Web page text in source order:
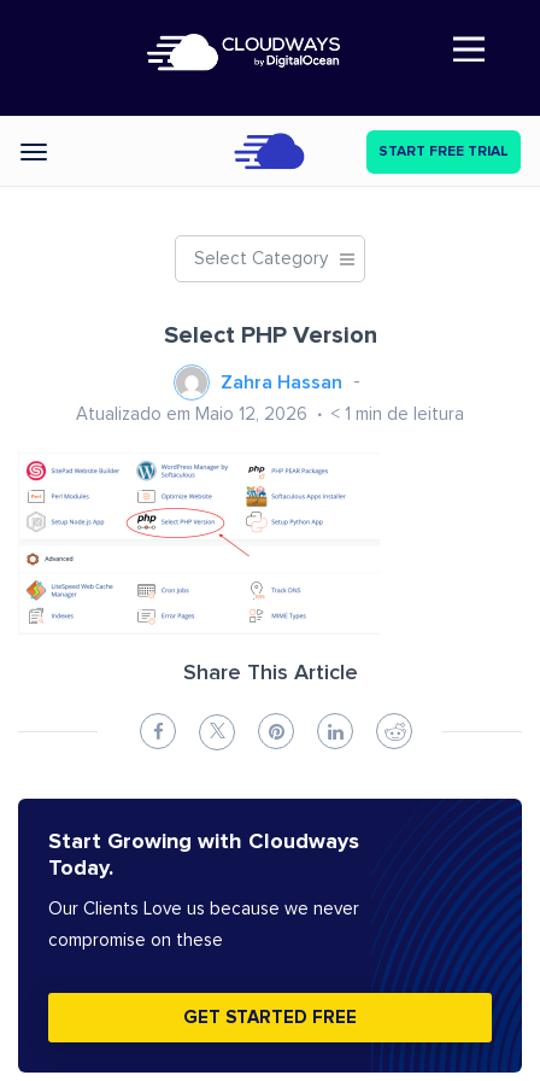
Abre a navegação
Categories START FREE TRIAL
Select Category
Select PHP Version
Zahra Hassan
Atualizado em Maio 12, 2026 < 1 min de leitura
Share This Article
Start Growing with Cloudways
Today.
Our Clients Love us because we never
compromise on these
GET STARTED FREE